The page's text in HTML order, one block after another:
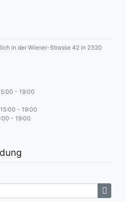
in der Wiener-Strasse 42 in 2320
- 19:00
- 19:00
- 19:00